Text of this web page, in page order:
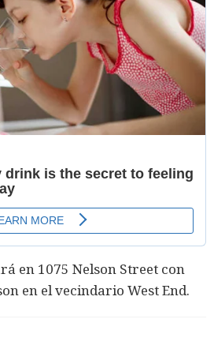
en 1075 Nelson Street con
en el vecindario West End.